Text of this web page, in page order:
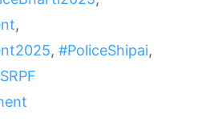
,
, #PoliceShipai,